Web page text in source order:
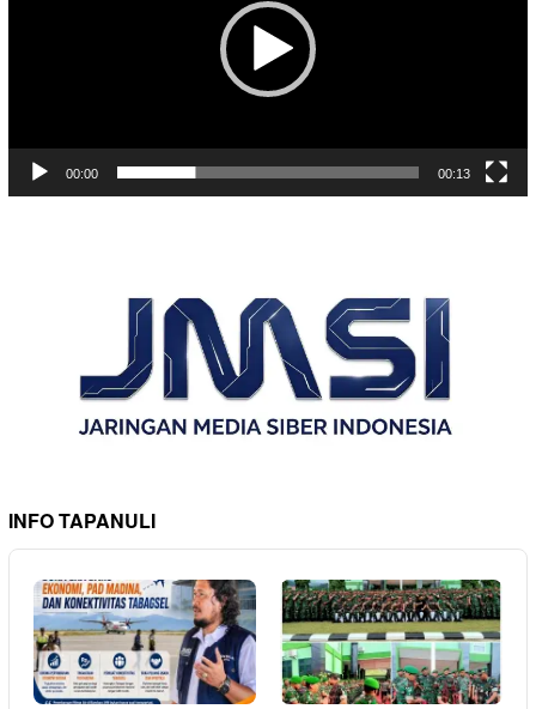
00:00 00:13
INFO TAPANULI